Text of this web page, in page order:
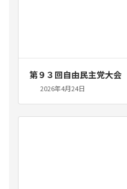
第９３回自由民主党大会
2026年4月24日